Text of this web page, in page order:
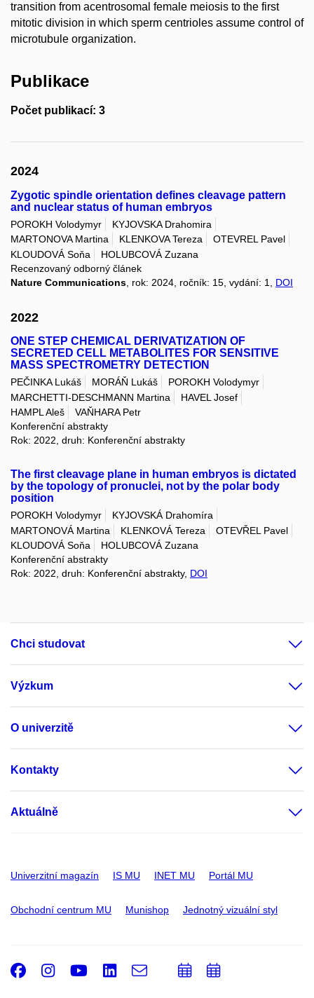
transition from acentrosomal female meiosis to the first
mitotic division in which sperm centrioles assume control of
microtubule organization.
Publikace
Počet publikací: 3
2024
Zygotic spindle orientation defines cleavage pattern
and nuclear status of human embryos
POROKH Volodymyr
KYJOVSKA Drahomira
MARTONOVA Martina
KLENKOVA Tereza
OTEVREL Pavel
KLOUDOVÁ Soňa
HOLUBCOVÁ Zuzana
Recenzovaný odborný článek
Nature Communications , rok: 2024, ročník: 15, vydání: 1, DOI
2022
ONE STEP CHEMICAL DERIVATIZATION OF
SECRETED CELL METABOLITES FOR SENSITIVE
MASS SPECTROMETRY DETECTION
PEČINKA Lukáš MORÁŇ Lukáš
POROKH Volodymyr
MARCHETTI-DESCHMANN Martina
HAVEL Josef
HAMPL Aleš
VAŇHARA Petr
Konferenční abstrakty
Rok: 2022, druh: Konferenční abstrakty
The first cleavage plane in human embryos is dictated
by the topology of pronuclei, not by the polar body
position
POROKH Volodymyr
KYJOVSKÁ Drahomíra
MARTONOVÁ Martina
KLENKOVÁ Tereza
OTEVŘEL Pavel
KLOUDOVÁ Soňa
HOLUBCOVÁ Zuzana
Konferenční abstrakty
Rok: 2022, druh: Konferenční abstrakty, DOI
Chci studovat
Výzkum
O univerzitě
Kontakty
Aktuálně
Univerzitní magazín IS MU INET MU Portál MU
Obchodní centrum MU Munishop Jednotný vizuální styl
Facebook
Instagram
Youtube
LinkedIn
e-
Email
PřidatPřidat